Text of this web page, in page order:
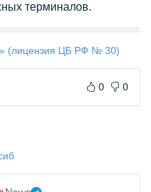
терминалов.
(лицензия ЦБ РФ № 30)
0 0